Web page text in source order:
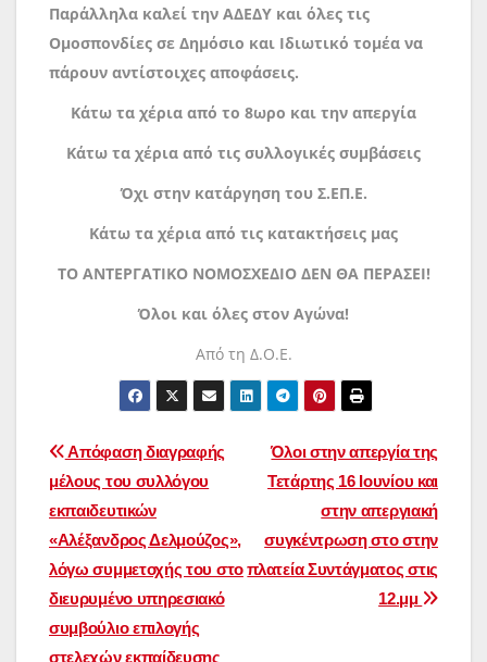
Παράλληλα καλεί την ΑΔΕΔΥ και όλες τις
Ομοσπονδίες σε Δημόσιο και Ιδιωτικό τομέα να
πάρουν αντίστοιχες αποφάσεις.
Κάτω τα χέρια από το 8ωρο και την απεργία
Κάτω τα χέρια από τις συλλογικές συμβάσεις
Όχι στην κατάργηση του Σ.ΕΠ.Ε.
Κάτω τα χέρια από τις κατακτήσεις μας
ΤΟ ΑΝΤΕΡΓΑΤΙΚΟ ΝΟΜΟΣΧΕΔΙΟ ΔΕΝ ΘΑ ΠΕΡΑΣΕΙ!
Όλοι και όλες στον Αγώνα!
Από τη Δ.Ο.Ε.
Πλοήγηση
άρθρων
Όλοι στην απεργία της
Τετάρτης 16 Ιουνίου και
στην απεργιακή
συγκέντρωση στο στην
πλατεία Συντάγματος στις
12.μμ
Απόφαση διαγραφής
μέλους του συλλόγου
εκπαιδευτικών
«Αλέξανδρος Δελμούζος»,
λόγω συμμετοχής του στο
διευρυμένο υπηρεσιακό
συμβούλιο επιλογής
στελεχών εκπαίδευσης